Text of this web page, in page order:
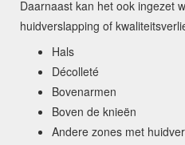
Daarnaast kan het ook ingezet
huidverslapping of
Hals
Décolleté
Bovenarmen
Boven de knieën
Andere zones met